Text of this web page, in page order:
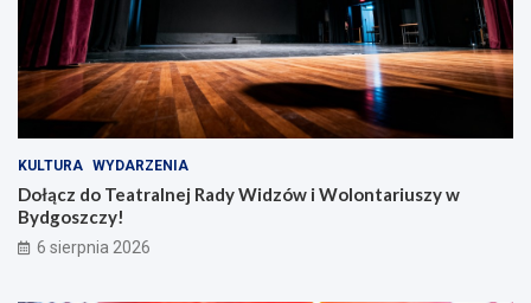
r
i
u
s
z
y
w
B
y
KULTURA WYDARZENIA
Dołącz do Teatralnej Rady Widzów i Wolontariuszy w
Bydgoszczy!
6 sierpnia 2026